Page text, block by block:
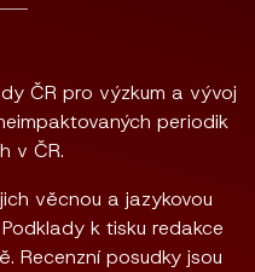
ČR pro výzkum a vývoj
periodik
v ČR.
věcnou a jazykovou
k tisku redakce
Recenzní posudky jsou